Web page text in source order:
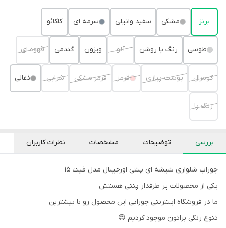
برنز مشکی سفید وانیلی سرمه ای کاکائو
طوسی رنگ پا روشن آلو ویزون گندمی قهوه ای
کومرال پوست پیازی قرمز قرمز مشکی شرابی ذغالی
رنگ پا
بررسی توضیحات مشخصات نظرات کاربران
جوراب شلواری شیشه ای پنتی اورجینال مدل فیت ۱۵
یکی از محصولات پر طرفدار پنتی هستش
ما در فروشگاه اینترنتی جورابی این محصول رو با بیشترین
تنوع رنگی براتون موجود کردیم 😍